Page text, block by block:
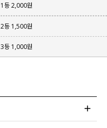
1등 2,000원
2등 1,500원
3등 1,000원